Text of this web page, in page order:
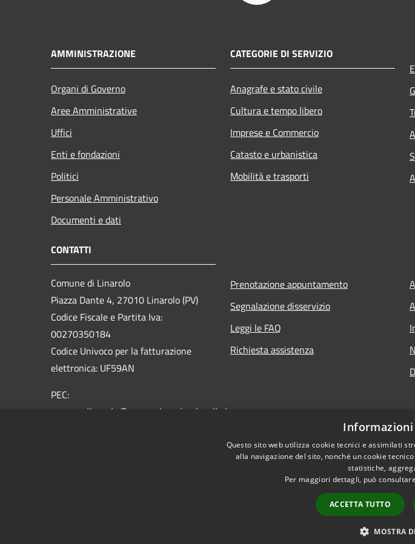
AMMINISTRAZIONE
Organi di Governo
Aree Amministrative
Uffici
Enti e fondazioni
Politici
Personale Amministrativo
Documenti e dati
CATEGORIE DI SERVIZIO
Anagrafe e stato civile
Cultura e tempo libero
Imprese e Commercio
Catasto e urbanistica
Mobilità e trasporti
CONTATTI
Comune di Linarolo
Piazza Dante 4, 27010 Linarolo (PV)
Codice Fiscale e Partita Iva:
00270350184
Codice Univoco per la fatturazione
elettronica: UF59AN
PEC:
comune.linarolo@pec.regione.lombardia.it
Prenotazione appuntamento
Segnalazione disservizio
Leggi le FAQ
Richiesta assistenza
Questo sito web utilizza cookie tecnici e assimilati
alla navigazione del sito, nonché un cookie
statistiche,
Per maggiori dettagli, può
ACCETTA TUTTO
MOSTRA